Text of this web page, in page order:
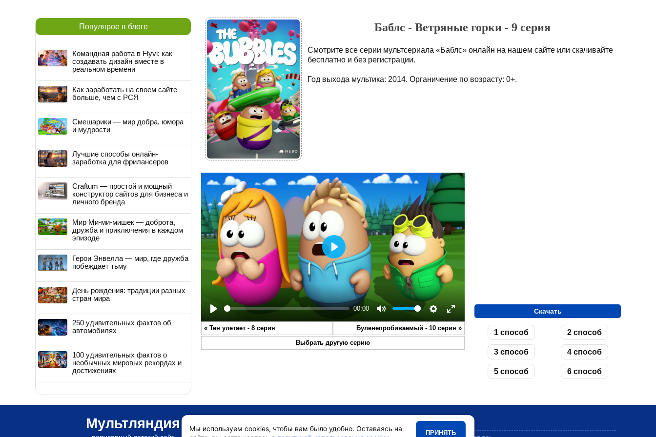
Баблс - Ветряные горки - 9 серия
Смотрите все серии мультсериала «Баблс» онлайн на нашем сайте или скачивайте
бесплатно и без регистрации.
Год выхода мультика: 2014. Органичение по возрасту: 0+.
Play
00:00
Mute Settings
Enter
fullscreen
Play
« Тен улетает - 8 серия Буленепробиваемый - 10 серия »
Выбрать другую серию
Скачать
1 способ 2 способ
3 способ 4 способ
5 способ 6 способ
Популярое в блоге
Командная работа в Flyvi: как
создавать дизайн вместе в
реальном времени
Как заработать на своем сайте
больше, чем с РСЯ
Смешарики — мир добра, юмора
и мудрости
Лучшие способы онлайн-
заработка для фрилансеров
Craftum — простой и мощный
конструктор сайтов для бизнеса и
личного бренда
Мир Ми-ми-мишек — доброта,
дружба и приключения в каждом
эпизоде
Герои Энвелла — мир, где дружба
побеждает тьму
День рождения: традиции разных
стран мира
250 удивительных фактов об
автомобилях
100 удивительных фактов о
необычных мировых рекордах и
достижениях
Мультляндия •Мультики
Мы используем cookies, чтобы вам было удобно. Оставаясь на
ПРИНЯТЬ